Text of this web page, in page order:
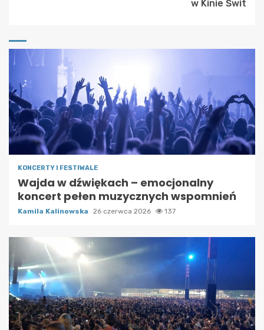
w Kinie Świt
KONCERTY I FESTIWALE
Wajda w dźwiękach – emocjonalny
koncert pełen muzycznych wspomnień
Kamila Kalinowska 26 czerwca 2026 137